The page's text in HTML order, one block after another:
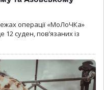
операції «МоЛоЧКа»
суден, пов’язаних із